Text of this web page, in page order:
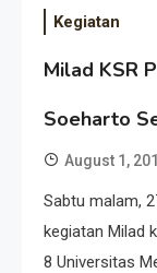
Kegiatan
Milad KSR
Soeharto
August 1,
Sabtu malam,
kegiatan Milad
8 Universitas